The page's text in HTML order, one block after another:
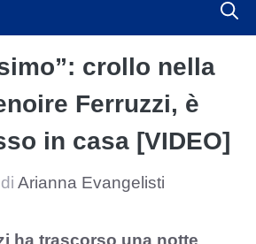
crollo nella
Ferruzzi, è
in casa [VIDEO]
di Arianna Evangelisti
ha trascorso una notte